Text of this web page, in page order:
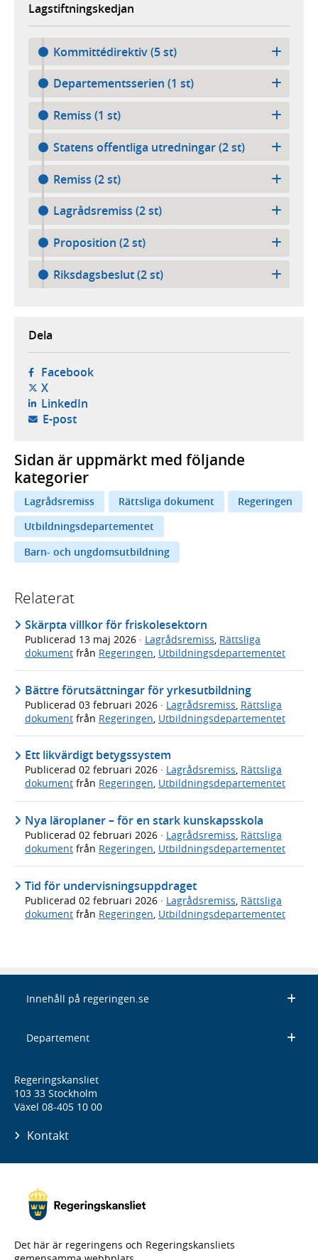
Lagstiftningskedjan
Kommittédirektiv (5 st)
Departementsserien (1 st)
Remiss (1 st)
Statens offentliga utredningar (2 st)
Remiss (2 st)
Lagrådsremiss (2 st)
Proposition (2 st)
Riksdagsbeslut (2 st)
Dela
Facebook- öppnas i ny flik, extern webbplats,
X- öppnas i ny flik, extern webbplats,
LinkedIn- öppnas i ny flik, extern webbplats,
E-post- öppnar din e-postklient,
Sidan är uppmärkt med följande
kategorier
Lagrådsremiss Rättsliga dokument
Regeringen
Utbildningsdepartementet
Barn- och ungdomsutbildning
Relaterat
Skärpta villkor för friskolesektorn
Publicerad 13 maj 2026 · Lagrådsremiss, Rättsliga
dokument från Regeringen, Utbildningsdepartementet
Bättre förutsättningar för yrkesutbildning
Publicerad 03 februari 2026 · Lagrådsremiss Rättsliga
dokument från Regeringen Utbildningsdepartementet
Ett likvärdigt betygssystem
Publicerad 02 februari 2026 · Lagrådsremiss, Rättsliga
dokument från Regeringen, Utbildningsdepartementet
Nya läroplaner – för en stark kunskapsskola
Publicerad 02 februari 2026 · Lagrådsremiss, Rättsliga
dokument från Regeringen, Utbildningsdepartementet
Tid för undervisningsuppdraget
Publicerad 02 februari 2026 · Lagrådsremiss Rättsliga
dokument från Regeringen Utbildningsdepartementet
Innehåll på regeringen.se
Departement
Regeringskansliet
103 33 Stockholm
Växel 08-405 10 00
Kontakt
Det här är regeringens och Regeringskansliets